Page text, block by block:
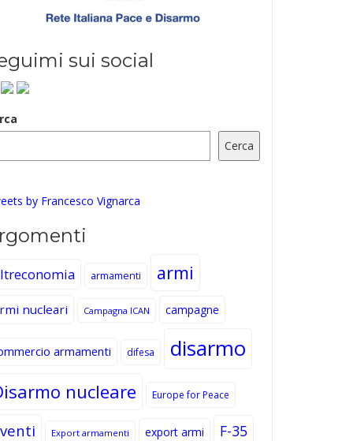
sui social
Cerca
by Francesco Vignarca
armamenti armi
nucleari Campagna ICAN campagne
armamenti difesa disarmo
nucleare Europe for Peace
Export armamenti export armi F-35